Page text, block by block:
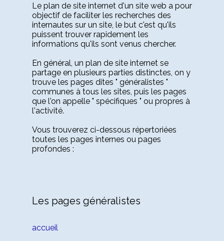
Le plan de site internet d'un site web a pour
objectif de faciliter les recherches des
internautes sur un site, le but c'est qu'ils
puissent trouver rapidement les
informations qu'ils sont venus chercher.
En général, un plan de site internet se
partage en plusieurs parties distinctes, on y
trouve les pages dites " généralistes "
communes à tous les sites, puis les pages
que l'on appelle " spécifiques " ou propres à
l'activité.
Vous trouverez ci-dessous répertoriées
toutes les pages internes ou pages
profondes :
Les pages généralistes
accueil